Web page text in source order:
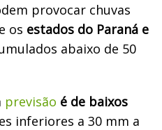
provocar chuvas
os estados do Paraná e
abaixo de 50
previsão é de baixos
inferiores a 30 mm a